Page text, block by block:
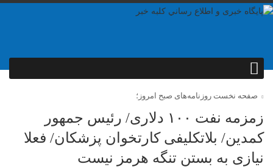
صفحه نخست روزنامه‌های صبح امروز؛
زمزمه نفت ۱۰۰ دلاری/ رئیس جمهور
کمدین/ بلاتکلیفی کارتخوان پزشکان/ فعلا
نیازی به بستن تنگه هرمز نیست